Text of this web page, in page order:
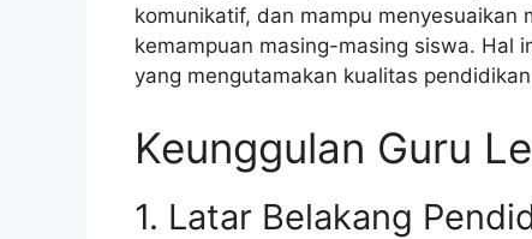
komunikatif, dan mampu
kemampuan masing-masing siswa. Hal
yang mengutamakan kualitas
Keunggulan Guru
1. Latar Belakang